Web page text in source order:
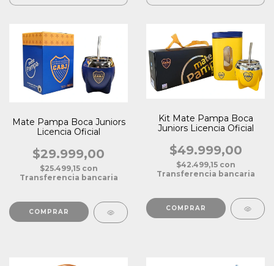
Mate Pampa Boca Juniors
Licencia Oficial
$29.999,00
$25.499,15 con
Transferencia bancaria
Kit Mate Pampa Boca
Juniors Licencia Oficial
$49.999,00
$42.499,15 con
Transferencia bancaria